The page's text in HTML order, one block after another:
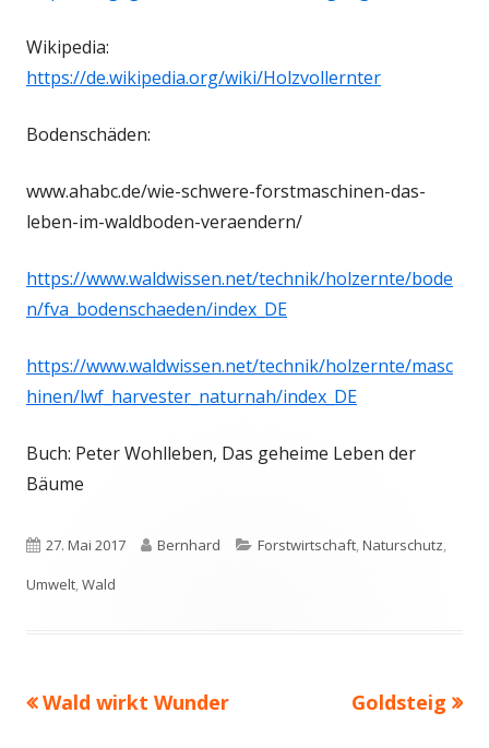
Wikipedia:
https://de.wikipedia.org/wiki/Holzvollernter
Bodenschäden:
www.ahabc.de/wie-schwere-forstmaschinen-das-
leben-im-waldboden-veraendern/
https://www.waldwissen.net/technik/holzernte/bode
n/fva_bodenschaeden/index_DE
https://www.waldwissen.net/technik/holzernte/masc
hinen/lwf_harvester_naturnah/index_DE
Buch: Peter Wohlleben, Das geheime Leben der
Bäume
Veröffentlicht
am
27. Mai 2017 Autor
Bernhard Kategorien
Forstwirtschaft,Naturschutz,
Umwelt,Wald
Beitragsnavigation
Vorheriger
Wald wirkt Wunder
Nächster
Goldsteig